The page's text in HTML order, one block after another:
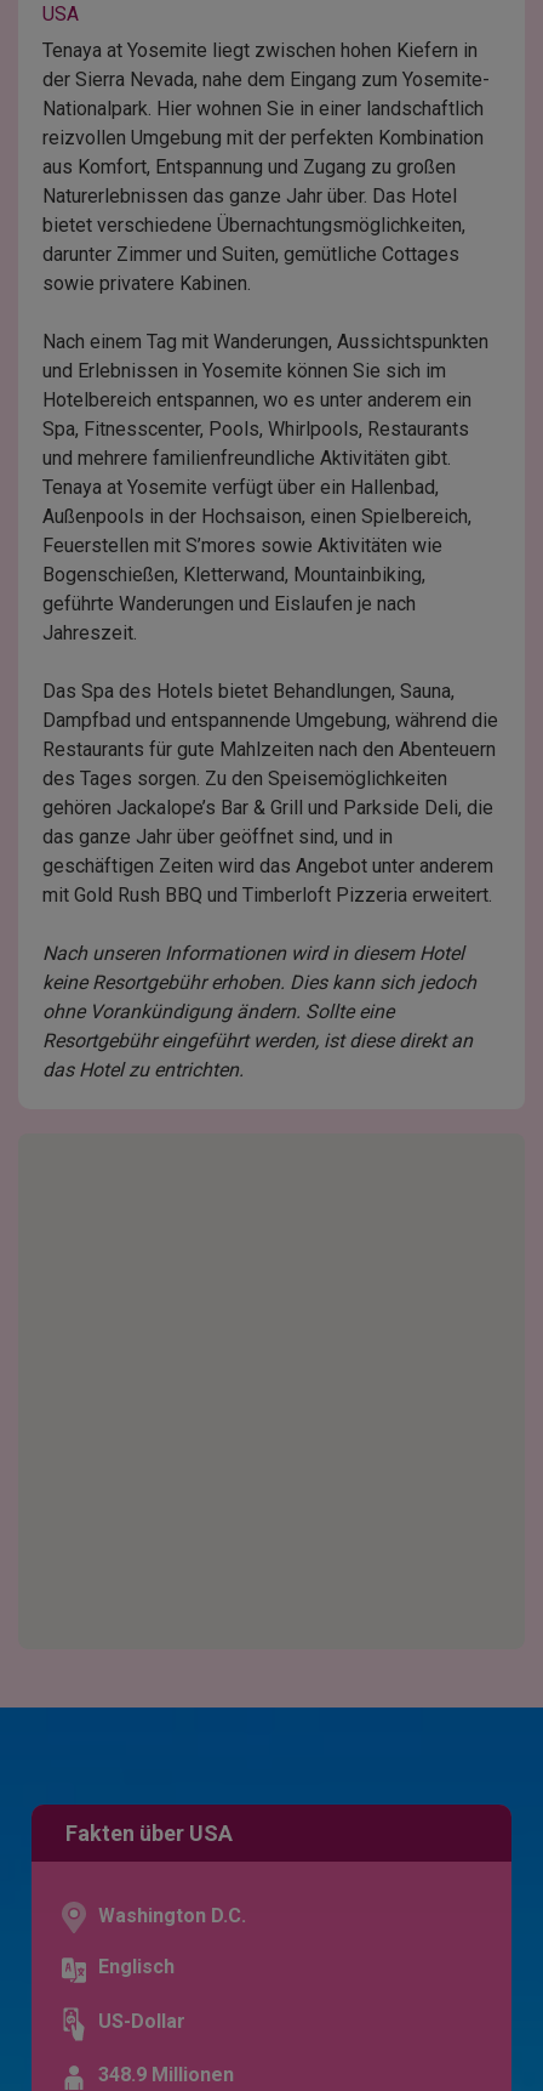
USA
Tenaya at Yosemite liegt zwischen hohen Kiefern in
der Sierra Nevada, nahe dem Eingang zum Yosemite-
Nationalpark. Hier wohnen Sie in einer landschaftlich
reizvollen Umgebung mit der perfekten Kombination
aus Komfort, Entspannung und Zugang zu großen
Naturerlebnissen das ganze Jahr über. Das Hotel
bietet verschiedene Übernachtungsmöglichkeiten,
darunter Zimmer und Suiten, gemütliche Cottages
sowie privatere Kabinen.
Nach einem Tag mit Wanderungen, Aussichtspunkten
und Erlebnissen in Yosemite können Sie sich im
Hotelbereich entspannen, wo es unter anderem ein
Spa, Fitnesscenter, Pools, Whirlpools, Restaurants
und mehrere familienfreundliche Aktivitäten gibt.
Tenaya at Yosemite verfügt über ein Hallenbad,
Außenpools in der Hochsaison, einen Spielbereich,
Feuerstellen mit S’mores sowie Aktivitäten wie
Bogenschießen, Kletterwand, Mountainbiking,
geführte Wanderungen und Eislaufen je nach
Jahreszeit.
Das Spa des Hotels bietet Behandlungen, Sauna,
Dampfbad und entspannende Umgebung, während die
Restaurants für gute Mahlzeiten nach den Abenteuern
des Tages sorgen. Zu den Speisemöglichkeiten
gehören Jackalope’s Bar & Grill und Parkside Deli, die
das ganze Jahr über geöffnet sind, und in
geschäftigen Zeiten wird das Angebot unter anderem
mit Gold Rush BBQ und Timberloft Pizzeria erweitert.
Nach unseren Informationen wird in diesem Hotel
keine Resortgebühr erhoben. Dies kann sich jedoch
ohne Vorankündigung ändern. Sollte eine
Resortgebühr eingeführt werden, ist diese direkt an
das Hotel zu entrichten.
Fakten über USA
Washington D.C.
Englisch
US-Dollar
348.9 Millionen